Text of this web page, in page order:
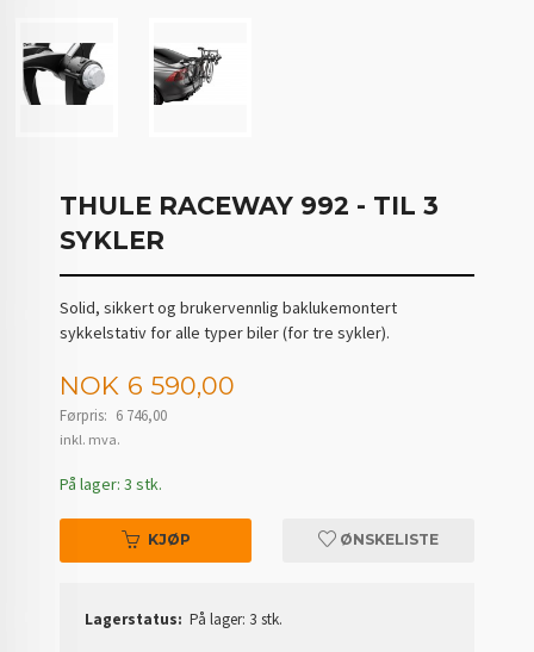
THULE RACEWAY 992 - TIL 3
SYKLER
Solid, sikkert og brukervennlig baklukemontert
sykkelstativ for alle typer biler (for tre sykler).
Tilbud
NOK 6 590,00
Førpris: 6 746,00
Rabatt
inkl. mva.
På lager: 3 stk.
KJØP ØNSKELISTE
Lagerstatus: På lager: 3 stk.